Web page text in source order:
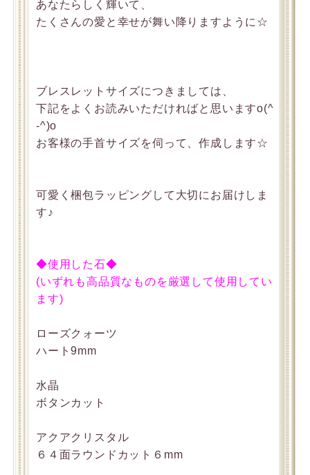
あなたらしく輝いて、
たくさんの愛と幸せが舞い降りますように☆
ブレスレットサイズにつきましては、
下記をよくお読みいただければと思いますo(^
-^)o
お客様の手首サイズを伺って、作成します☆
可愛く梱包ラッピングして大切にお届けしま
す♪
◆使用した石◆
(いずれも高品質なものを厳選して使用してい
ます)
ローズクォーツ
ハート9mm
水晶
ボタンカット
アクアクリスタル
６４面ラウンドカット６mm